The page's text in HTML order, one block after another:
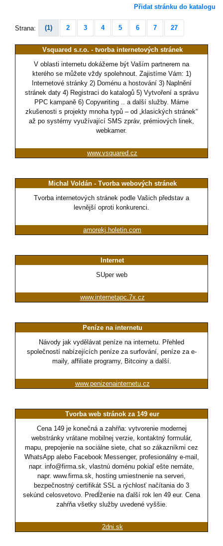
Přidat stránku do katalogu
Strana: (1) 2 3 4 5 6 7 27
Vsquared s.r.o. - tvorba internetových stránek
V oblasti internetu dokážeme být Vaším partnerem na
kterého se můžete vždy spolehnout. Zajistíme Vám: 1)
Internetové stránky 2) Doménu a hostování 3) Naplnění
stránek daty 4) Registraci do katalogů 5) Vytvoření a správu
PPC kampaně 6) Copywriting .. a další služby. Máme
zkušenosti s projekty mnoha typů – od „klasických stránek“
až po systémy využívající SMS zpráv, prémiových linek,
webkamer.
www.vsquared.cz
Michal Voldán - Tvorba webových stránek
Tvorba internetových stránek podle Vašich představ a
levnější oproti konkurenci.
amorekj.holetin.com
Internet
SUper web
www.internetapc.7x.cz
Peníze na internetu
Návody jak vydělávat peníze na internetu. Přehled
společností nabízejících peníze za surfování, peníze za e-
maily, affiliate programy, Bitcoiny a další.
www.penizenainternetu.cz
Tvorba web stránok za 149 eur
Cena 149 je konečná a zahŕňa: vytvorenie modernej
webstránky vrátane mobilnej verzie, kontaktný formulár,
mapu, prepojenie na sociálne siete, chat so zákazníkmi cez
WhatsApp alebo Facebook Messenger, profesionálny e-mail,
napr. info@firma.sk, vlastnú doménu pokiaľ ešte nemáte,
napr. www.firma.sk, hosting umiestnenie na serveri,
bezpečnostný certifikát SSL a rýchlosť načítania do 3
sekúnd celosvetovo. Predĺženie na ďalší rok len 49 eur. Cena
zahŕňa všetky služby uvedené vyššie.
2dni.sk